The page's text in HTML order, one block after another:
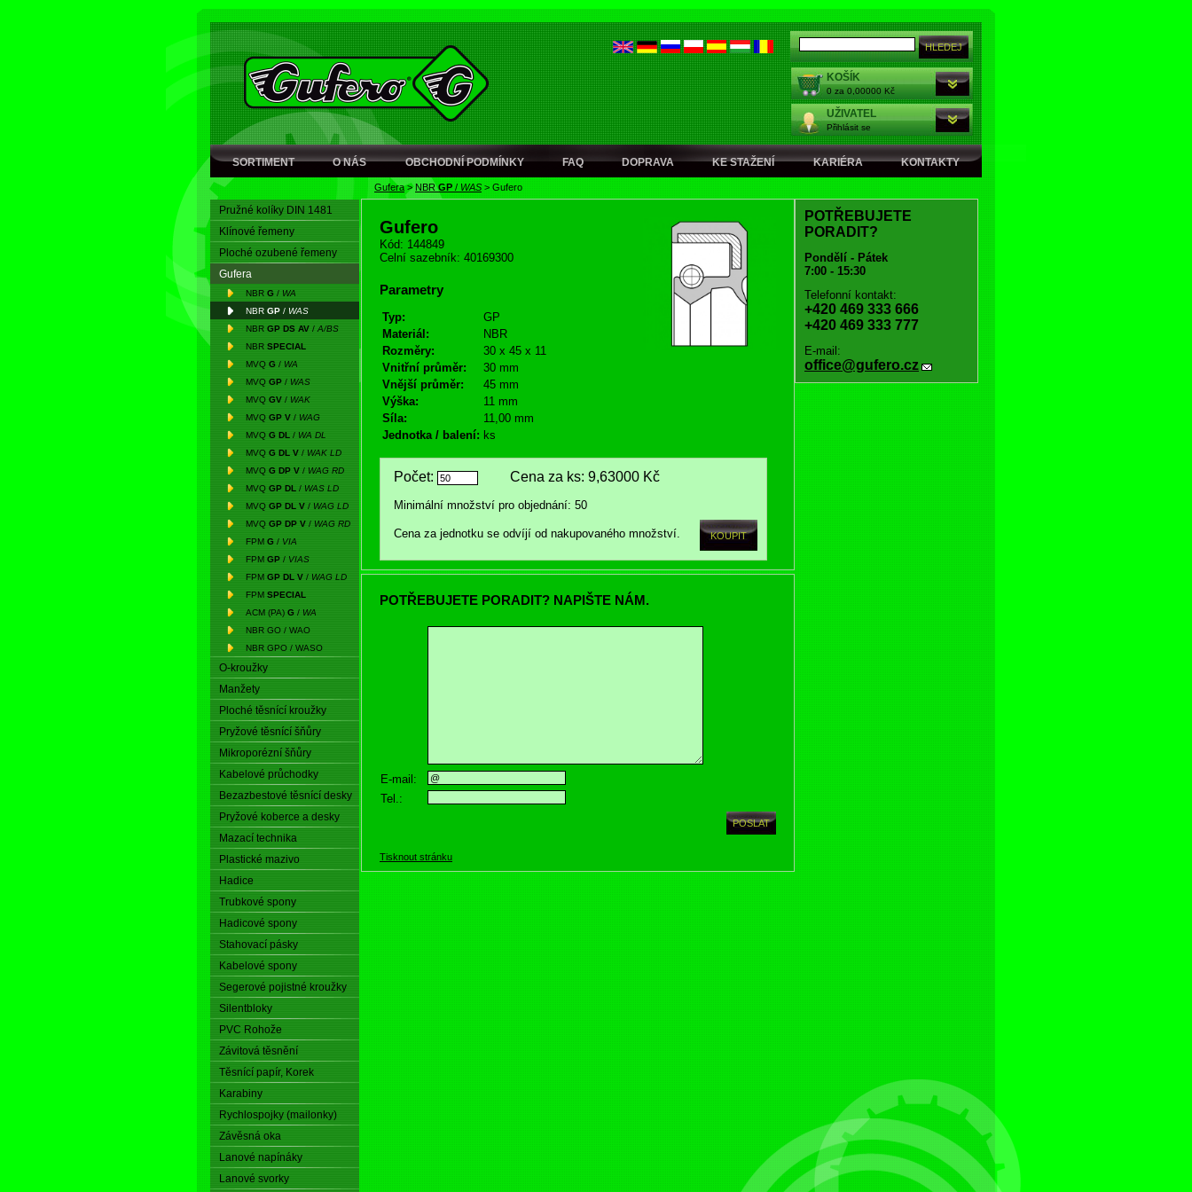
KOŠÍK
0 za 0,00000 Kč
UŽIVATEL
Přihlásit se
SORTIMENT O NÁS OBCHODNÍ PODMÍNKY FAQ DOPRAVA KE STAŽENÍ KARIÉRA KONTAKTY
Gufera> NBRGP / WAS > Gufero
Pružné kolíky DIN 1481
Klínové řemeny
Ploché ozubené řemeny
Gufera
NBR G / WA
NBR GP / WAS
NBR GP DS AV / A/BS
NBR SPECIAL
MVQ G / WA
MVQ GP / WAS
MVQ GV / WAK
MVQ GP V / WAG
MVQ G DL / WA DL
MVQ G DL V / WAK LD
MVQ G DP V / WAG RD
MVQ GP DL / WAS LD
MVQ GP DL V / WAG LD
MVQ GP DP V / WAG RD
FPM G / VIA
FPM GP / VIAS
FPM GP DL V / WAG LD
FPM SPECIAL
ACM (PA) G / WA
NBR GO / WAO
NBR GPO / WASO
O-kroužky
Manžety
Ploché těsnící kroužky
Pryžové těsnící šňůry
Mikroporézní šňůry
Kabelové průchodky
Bezazbestové těsnící desky
Pryžové koberce a desky
Mazací technika
Plastické mazivo
Hadice
Trubkové spony
Hadicové spony
Stahovací pásky
Kabelové spony
Segerové pojistné kroužky
Silentbloky
PVC Rohože
Závitová těsnění
Těsnící papír, Korek
Karabiny
Rychlospojky (mailonky)
Závěsná oka
Lanové napínáky
Lanové svorky
Gufero
Kód: 144849
Celní sazebník: 40169300
Parametry
Typ:
GP
Materiál:
NBR
Rozměry:
30 x 45 x 11
Vnitřní průměr:
30 mm
Vnější průměr:
45 mm
Výška:
11 mm
Síla:
11,00 mm
Jednotka / balení: ks
Počet: Cena za ks: 9,63000 Kč
Minimální množství pro objednání: 50
Cena za jednotku se odvíjí od nakupovaného množství.
POTŘEBUJETE PORADIT? NAPIŠTE NÁM.
E-mail:
Tel.:
Tisknout stránku
POTŘEBUJETE
PORADIT?
Pondělí - Pátek
7:00 - 15:30
Telefonní kontakt:
+420 469 333 666
+420 469 333 777
E-mail:
office@gufero.cz